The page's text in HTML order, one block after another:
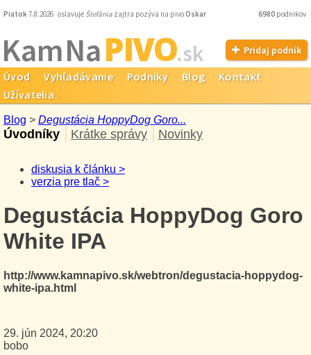
Piatok7.8.2026 oslavuje Štefánia zajtra pozýva na pivoOskar 6980 podnikov
Kam NaPIVO.sk Pridaj podnik
Úvod Vyhľadávanie Podniky Blog
Kontakt
Užívatelia
Blog > Degustácia HoppyDog Goro...
Úvodníky Krátke správy Novinky
diskusia k článku >
verzia pre tlač >
Degustácia HoppyDog Goro
White IPA
http://www.kamnapivo.sk/webtron/degustacia-hoppydog-
white-ipa.html
29. jún 2024, 20:20
bobo